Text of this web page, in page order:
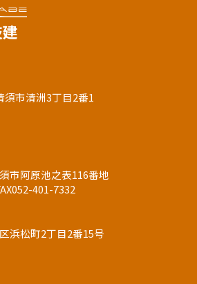
須市清洲3丁目2番1
市阿原池之表116番地
401-7332
浜松町2丁目2番15号